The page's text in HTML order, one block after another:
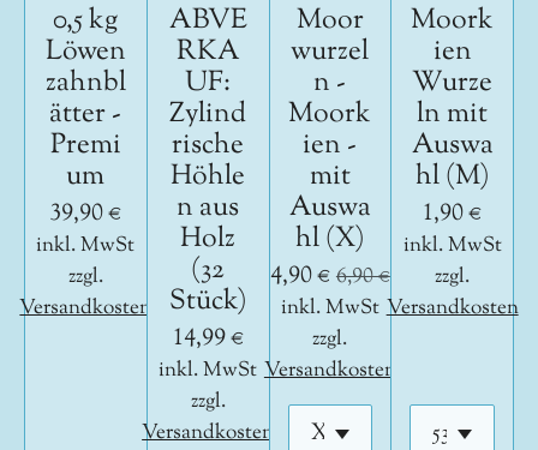
0,5 kg
Löwen
zahnbl
ätter -
Premi
um
39,90 €
inkl. MwSt
zzgl.
Versandkosten
ABVE
RKA
UF:
Zylind
rische
Höhle
n aus
Holz
(32
Stück)
14,99 €
inkl. MwSt
zzgl.
Versandkosten
Moor
wurzel
n -
Moork
ien -
mit
Auswa
hl (X)
4,90 € 6,90 €
inkl. MwSt
zzgl.
Versandkosten
Moork
ien
Wurze
ln mit
Auswa
hl (M)
1,90 €
inkl. MwSt
zzgl.
Versandkosten